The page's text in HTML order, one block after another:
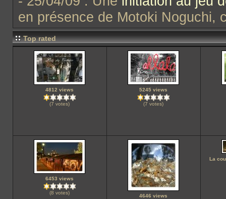
en présence de Motoki Noguchi,
Top rated
4812 views
(7 votes)
5245 views
(7 votes)
6453 views
(8 votes)
4646 views
La